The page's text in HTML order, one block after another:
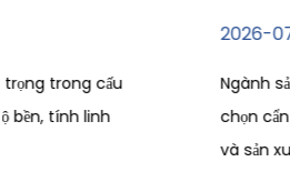
Ngành sản xuất thảm dựa vào
chọn cẩn thận để đạt được chất
và sản xuất hiệu quả. Trong số...